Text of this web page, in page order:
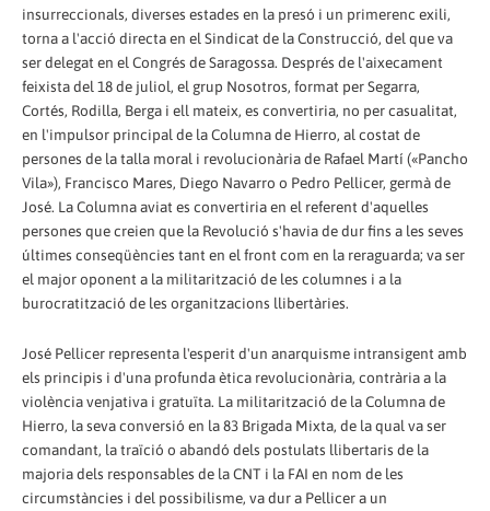
insurreccionals, diverses estades en la presó i un primerenc exili,
torna a l'acció directa en el Sindicat de la Construcció, del que va
ser delegat en el Congrés de Saragossa. Després de l'aixecament
feixista del 18 de juliol, el grup Nosotros, format per Segarra,
Cortés, Rodilla, Berga i ell mateix, es convertiria, no per casualitat,
en l'impulsor principal de la Columna de Hierro, al costat de
persones de la talla moral i revolucionària de Rafael Martí («Pancho
Vila»), Francisco Mares, Diego Navarro o Pedro Pellicer, germà de
José. La Columna aviat es convertiria en el referent d'aquelles
persones que creien que la Revolució s'havia de dur fins a les seves
últimes conseqüències tant en el front com en la reraguarda; va ser
el major oponent a la militarització de les columnes i a la
burocratització de les organitzacions llibertàries.
José Pellicer representa l'esperit d'un anarquisme intransigent amb
els principis i d'una profunda ètica revolucionària, contrària a la
violència venjativa i gratuïta. La militarització de la Columna de
Hierro, la seva conversió en la 83 Brigada Mixta, de la qual va ser
comandant, la traïció o abandó dels postulats llibertaris de la
majoria dels responsables de la CNT i la FAI en nom de les
circumstàncies i del possibilisme, va dur a Pellicer a un